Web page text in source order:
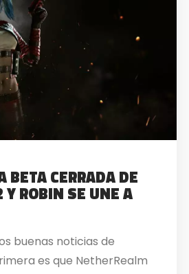
BETA CERRADA DE
Y ROBIN SE UNE A
buenas noticias de
es que NetherRealm